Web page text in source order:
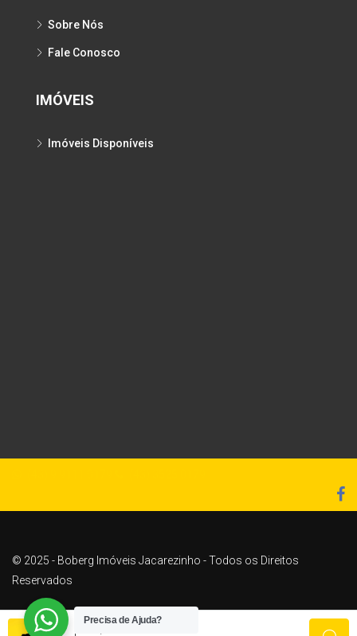
Sobre Nós
Fale Conosco
IMÓVEIS
Imóveis Disponíveis
© 2025 - Boberg Imóveis Jacarezinho - Todos os Direitos
Reservados
Desenvolvido por:
Precisa de Ajuda?